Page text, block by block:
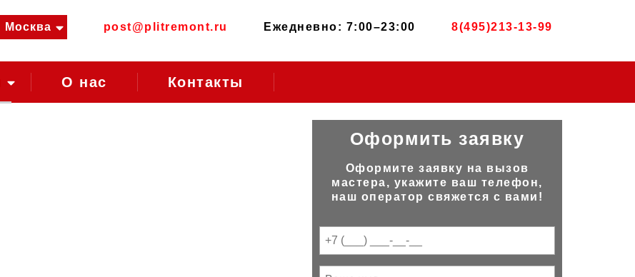
Москва post@plitremont.ru Ежедневно: 7:00–23:00 8(495)213-13-99
О нас Контакты
Оформить заявку
Оформите заявку на вызов
мастера, укажите ваш телефон,
наш оператор свяжется с вами!